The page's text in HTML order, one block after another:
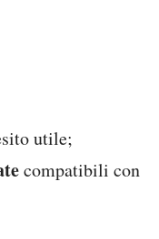
utile;
compatibili con